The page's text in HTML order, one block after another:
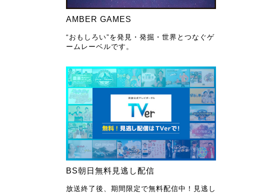
AMBER GAMES
“おもしろい”を発見・発掘・世界とつなぐゲ
ームレーベルです。
BS朝日無料見逃し配信
放送終了後、期間限定で無料配信中！見逃し